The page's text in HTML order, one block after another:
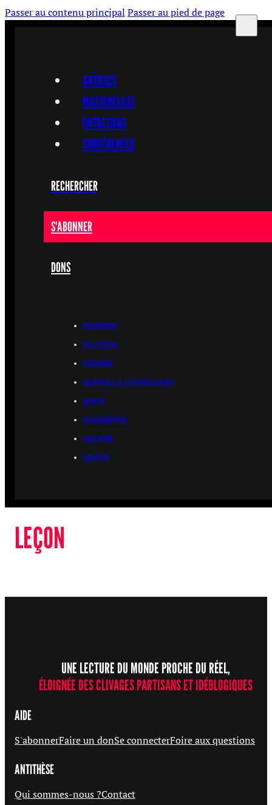
Passer au contenu principal Passer au pied de page
ARTICLES
MASTERCLASS
ENTRETIENS
CONFÉRENCES
RECHERCHER
S'ABONNER
DONS
ÉCONOMIE
POLITIQUE
HISTOIRE
SCIENCES & TECHNOLOGIES
SANTÉ
PHILOSOPHIE
CULTURE
SOCIÉTÉ
LEÇON
UNE LECTURE DU MONDE PROCHE DU RÉEL,
ÉLOIGNÉE DES CLIVAGES PARTISANS ET IDÉOLOGIQUES
AIDE
S'abonnerFaire un donSe connecterFoire aux questions
ANTITHÈSE
Qui sommes-nous ?Contact